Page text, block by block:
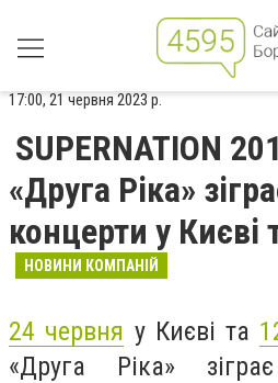
17:00, 21 червня 2023 р.
SUPERNATION
«Друга Ріка»
концерти у Києві
НОВИНИ КОМПАНІЙ
24 червня у Києві та
«Друга Ріка»